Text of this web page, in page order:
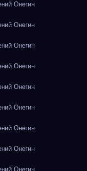
Онегин
Онегин
Онегин
Онегин
Онегин
Онегин
Онегин
Онегин
Онегин